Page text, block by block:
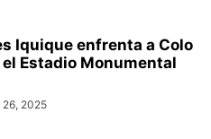
Iquique enfrenta a Colo
el Estadio Monumental
26, 2025